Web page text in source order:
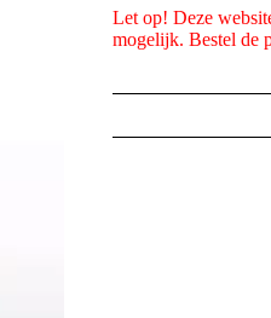
Let op! Deze
mogelijk. Bestel de